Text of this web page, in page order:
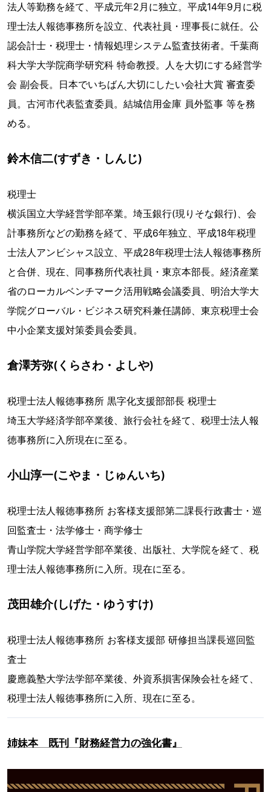
法人等勤務を経て、平成元年2月に独立。平成14年9月に税
理士法人報徳事務所を設立、代表社員・理事長に就任。公
認会計士・税理士・情報処理システム監査技術者。千葉商
科大学大学院商学研究科 特命教授。人を大切にする経営学
会 副会長。日本でいちばん大切にしたい会社大賞 審査委
員。古河市代表監査委員。結城信用金庫 員外監事 等を務
める。
鈴木信二(すずき・しんじ)
税理士
横浜国立大学経営学部卒業。埼玉銀行(現りそな銀行)、会
計事務所などの勤務を経て、平成6年独立、平成18年税理
士法人アンビシャス設立、平成28年税理士法人報徳事務所
と合併、現在、同事務所代表社員・東京本部長。経済産業
省のローカルベンチマーク活用戦略会議委員、明治大学大
学院グローバル・ビジネス研究科兼任講師、東京税理士会
中小企業支援対策委員会委員。
倉澤芳弥(くらさわ・よしや)
税理士法人報徳事務所 黒字化支援部部長 税理士
埼玉大学経済学部卒業後、旅行会社を経て、税理士法人報
徳事務所に入所現在に至る。
小山淳一(こやま・じゅんいち)
税理士法人報徳事務所 お客様支援部第二課長行政書士・巡
回監査士・法学修士・商学修士
青山学院大学経営学部卒業後、出版社、大学院を経て、税
理士法人報徳事務所に入所。現在に至る。
茂田雄介(しげた・ゆうすけ)
税理士法人報徳事務所 お客様支援部 研修担当課長巡回監
査士
慶應義塾大学法学部卒業後、外資系損害保険会社を経て、
税理士法人報徳事務所に入所、現在に至る。
姉妹本 既刊『財務経営力の強化書』